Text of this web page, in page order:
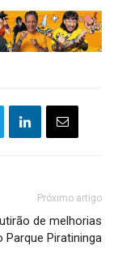
Próximo artigo
de melhorias
Parque Piratininga